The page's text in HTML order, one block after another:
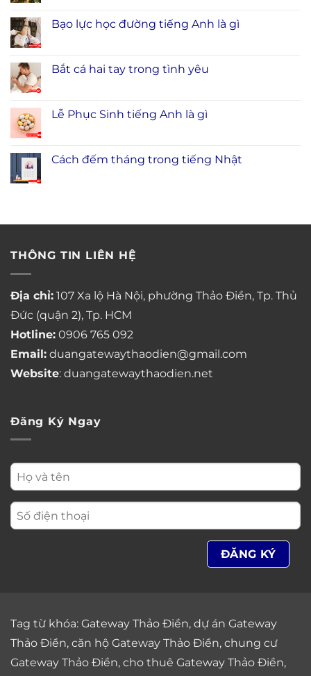
Bạo lực học đường tiếng Anh là gì
Bắt cá hai tay trong tình yêu
Lễ Phục Sinh tiếng Anh là gì
Cách đếm tháng trong tiếng Nhật
THÔNG TIN LIÊN HỆ
Địa chỉ: 107 Xa lộ Hà Nội, phường Thảo Điền, Tp. Thủ
Đức (quận 2), Tp. HCM
Hotline: 0906 765 092
Email: duangatewaythaodien@gmail.com
Website: duangatewaythaodien.net
Đăng Ký Ngay
Tag từ khóa: Gateway Thảo Điền, dự án Gateway
Thảo Điền, căn hộ Gateway Thảo Điền, chung cư
Gateway Thảo Điền, cho thuê Gateway Thảo Điền,